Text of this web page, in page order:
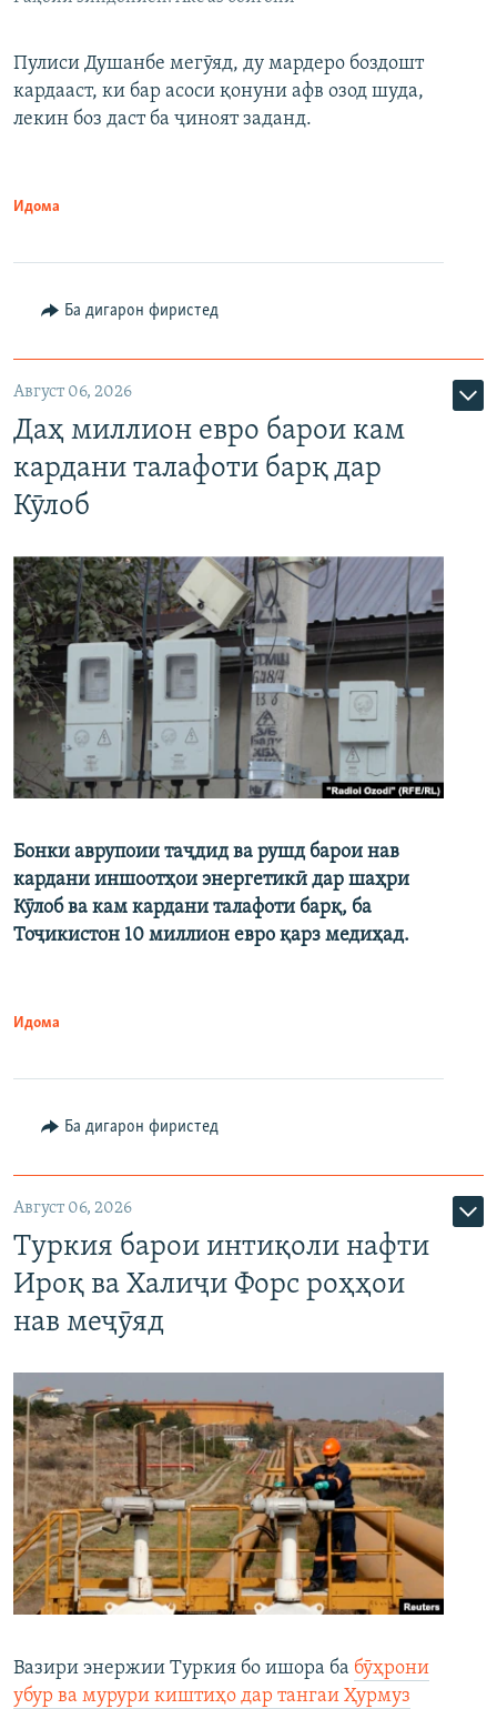
Пулиси Душанбе мегӯяд, ду мардеро боздошт
кардааст, ки бар асоси қонуни афв озод шуда,
лекин боз даст ба ҷиноят заданд.
Идома
Ба дигарон фиристед
Август 06, 2026
Даҳ миллион евро барои кам
кардани талафоти барқ дар
Кӯлоб
Бонки аврупоии таҷдид ва рушд барои нав
кардани иншоотҳои энергетикӣ дар шаҳри
Кӯлоб ва кам кардани талафоти барқ, ба
Тоҷикистон 10 миллион евро қарз медиҳад.
Идома
Ба дигарон фиристед
Август 06, 2026
Туркия барои интиқоли нафти
Ироқ ва Халиҷи Форс роҳҳои
нав меҷӯяд
Вазири энержии Туркия бо ишора ба бӯҳрони
убур ва мурури киштиҳо дар тангаи Ҳурмуз